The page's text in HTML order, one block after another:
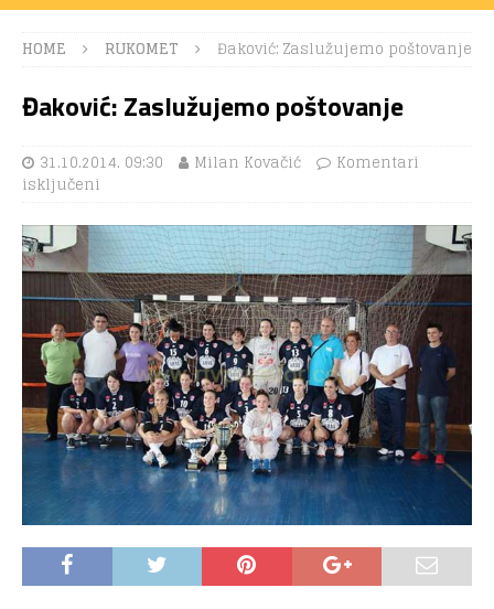
HOME RUKOMET Đaković: Zaslužujemo poštovanje
Đaković: Zaslužujemo poštovanje
31.10.2014. 09:30 Milan Kovačić
Komentari
isključeni